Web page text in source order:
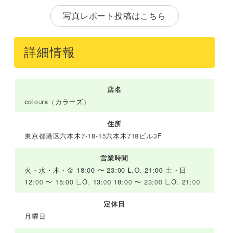
写真レポート投稿はこちら
詳細情報
店名
colours（カラーズ）
住所
東京都港区六本木7-18-15六本木718ビル3F
営業時間
火・水・木・金 18:00 〜 23:00 L.O. 21:00 土・日
12:00 〜 15:00 L.O. 13:00 18:00 〜 23:00 L.O. 21:00
定休日
月曜日